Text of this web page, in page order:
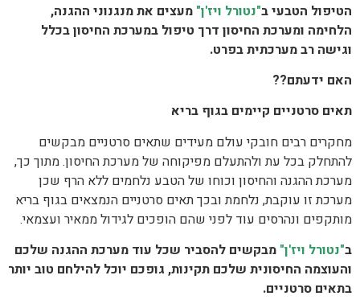
הטיפול הטבעי ב"נטורל ויז'ן" מעצים את מנגנוני ההגנה,
הלחימה ומערכת החיסון דרך טיפול במערכת החיסון בכלל
וגישה רב מערכתית בפרט.
האם ידעתם??
תאים סרטניים קיימים בגוף בריא
מחקרים רבים חובקי עולם מעידים שתאים סרטניים מבקשים
להתחלק בכל עת ולהתעלם מפיקוחה של מערכת החיסון. מתוך כך,
מערכת ההגנה והחיסון וכוחו של הטבע נלחמים ללא הרף שכן
מערכת זו עוקבת, נלחמת ובכך תאים סרטניים הנמצאים בגוף בריא
מותקפים ונהרסים עוד לפני שהם הופכים לגידול ממאיר ועצמאי.
ב"נטורל ויז'ן" מבקשים להסביר שכל עוד מערכת ההגנה שלכם
והעוצמה החיסונית שלכם תקינות, גופכם יוכל להילחם טוב יותר
בתאים סרטניים.